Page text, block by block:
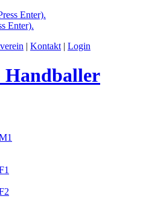
Enter).
Enter).
| Kontakt | Login